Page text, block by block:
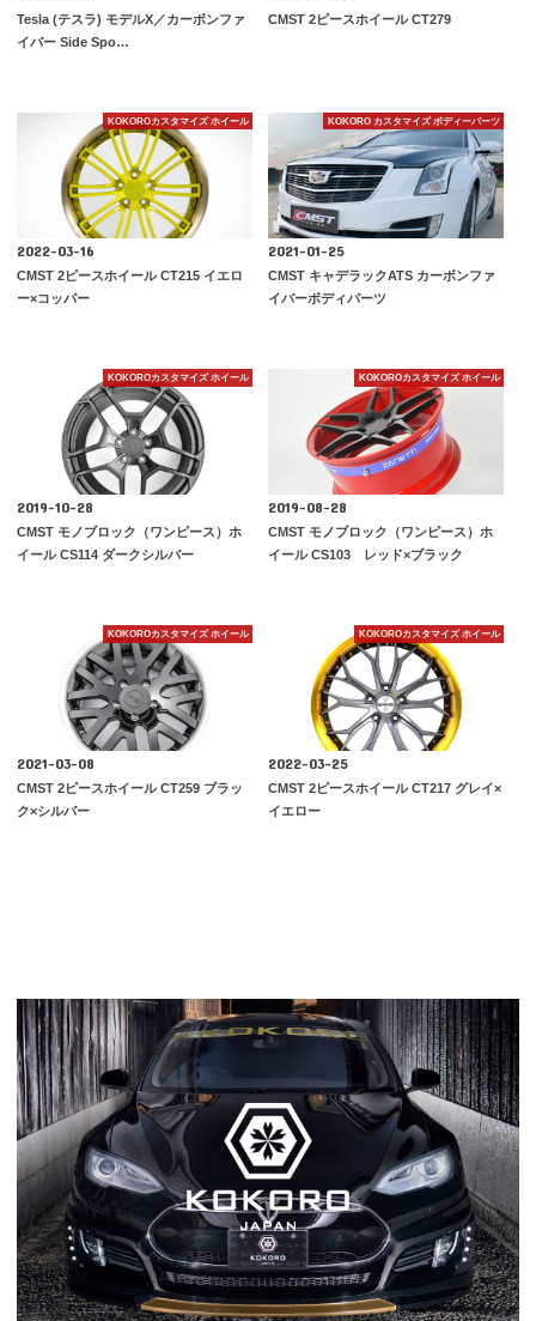
Tesla (テスラ) モデルX／カーボンファ
イバー Side Spo…
CMST 2ピースホイール CT279
KOKOROカスタマイズ ホイール
2022-03-16
CMST 2ピースホイール CT215 イエロ
ー×コッパー
KOKORO カスタマイズ ボディーパーツ
2021-01-25
CMST キャデラックATS カーボンファ
イバーボディパーツ
KOKOROカスタマイズ ホイール
2019-10-28
CMST モノブロック（ワンピース）ホ
イール CS114 ダークシルバー
KOKOROカスタマイズ ホイール
2019-08-28
CMST モノブロック（ワンピース）ホ
イール CS103 レッド×ブラック
KOKOROカスタマイズ ホイール
2021-03-08
CMST 2ピースホイール CT259 ブラッ
ク×シルバー
KOKOROカスタマイズ ホイール
2022-03-25
CMST 2ピースホイール CT217 グレイ×
イエロー